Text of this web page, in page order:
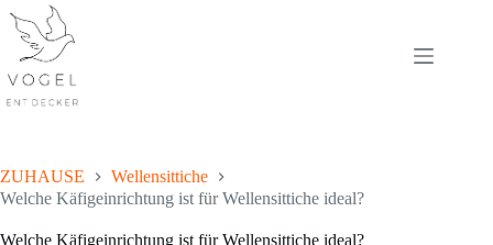
content
ZUHAUSE
Wellensittiche
Welche Käfigeinrichtung ist für Wellensittiche ideal?
Welche Käfigeinrichtung ist für Wellensittiche ideal?